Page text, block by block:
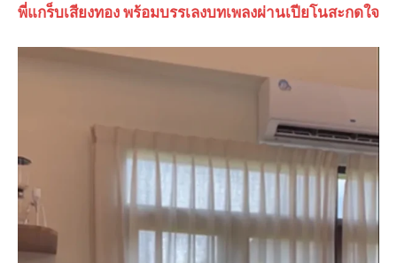
พี่แกร็บเสียงทอง พร้อมบรรเลงบทเพลงผ่านเปียโนสะกดใจ